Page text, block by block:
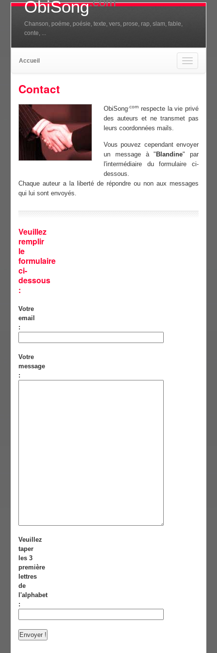
ObiSong
Chanson, poéme, poésie, texte, vers, prose, rap, slam, fable,
conte, ...
Toggle
navigation
Accueil
Contact
ObiSong.com respecte la vie privé
des auteurs et ne transmet pas
leurs coordonnées mails.
Vous pouvez cependant envoyer
un message à "Blandine" par
l'intermédiaire du formulaire ci-
dessous.
Chaque auteur a la liberté de répondre ou non aux messages
qui lui sont envoyés.
Veuillez
remplir
le
formulaire
ci-
dessous
:
Votre
email
:
Votre
message
:
Veuillez
taper
les 3
première
lettres
de
l'alphabet
: